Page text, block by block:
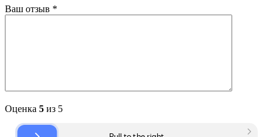
Ваш отзыв *
Оценка 5 из 5